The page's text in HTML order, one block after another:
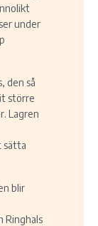
under
den så
större
Lagren
sätta
blir
Ringhals